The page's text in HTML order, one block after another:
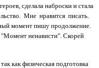
сделала наброски и стала
Мне  нравится  писать.
момент пишу продолжение.
"Момент ненависти". Скорей
как физическая подготовка